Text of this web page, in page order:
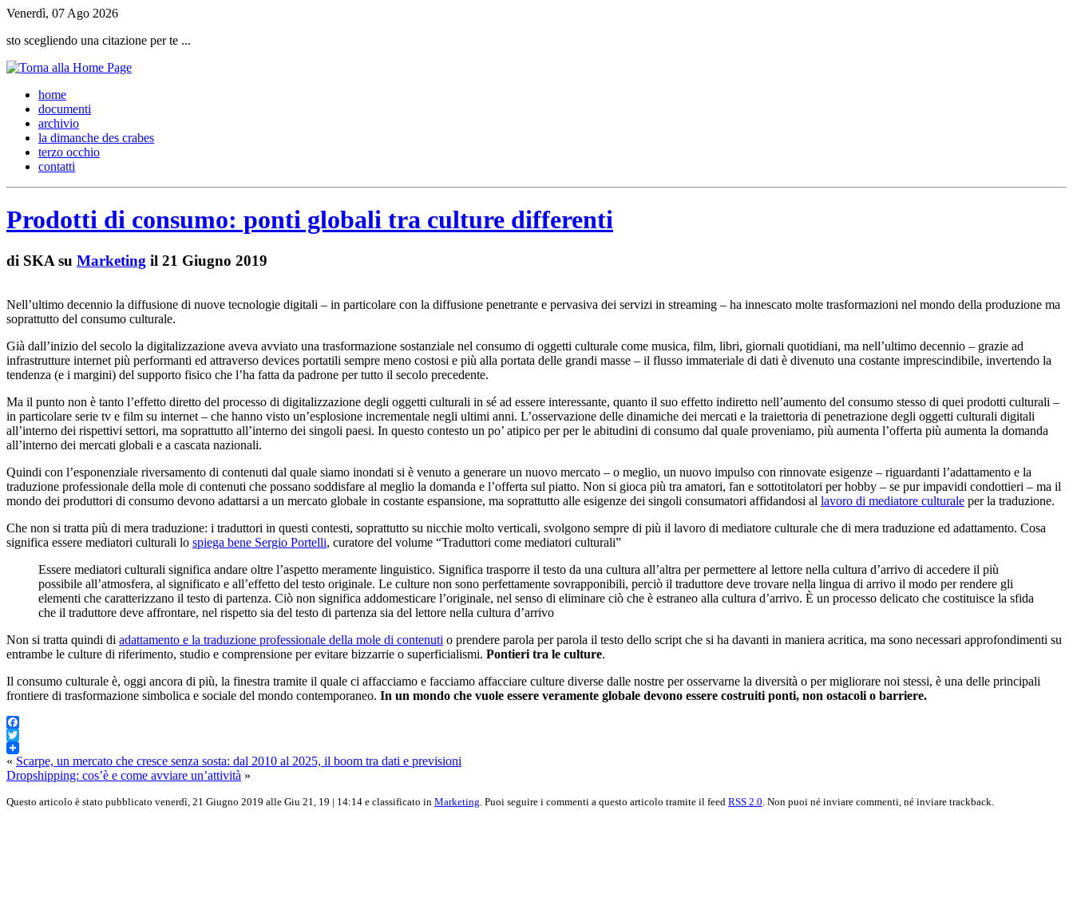
Venerdì, 07 Ago 2026
sto scegliendo una citazione per te ...
home
documenti
archivio
la dimanche des crabes
terzo occhio
contatti
Prodotti di consumo: ponti globali tra culture differenti
di SKA su Marketing il 21 Giugno 2019
Nell’ultimo decennio la diffusione di nuove tecnologie digitali – in particolare con la diffusione penetrante e pervasiva dei servizi in streaming – ha innescato molte trasformazioni nel mondo della produzione ma
soprattutto del consumo culturale.
Già dall’inizio del secolo la digitalizzazione aveva avviato una trasformazione sostanziale nel consumo di oggetti culturale come musica, film, libri, giornali quotidiani, ma nell’ultimo decennio – grazie ad
infrastrutture internet più performanti ed attraverso devices portatili sempre meno costosi e più alla portata delle grandi masse – il flusso immateriale di dati è divenuto una costante imprescindibile, invertendo la
tendenza (e i margini) del supporto fisico che l’ha fatta da padrone per tutto il secolo precedente.
Ma il punto non è tanto l’effetto diretto del processo di digitalizzazione degli oggetti culturali in sé ad essere interessante, quanto il suo effetto indiretto nell’aumento del consumo stesso di quei prodotti culturali –
in particolare serie tv e film su internet – che hanno visto un’esplosione incrementale negli ultimi anni. L’osservazione delle dinamiche dei mercati e la traiettoria di penetrazione degli oggetti culturali digitali
all’interno dei rispettivi settori, ma soprattutto all’interno dei singoli paesi. In questo contesto un po’ atipico per per le abitudini di consumo dal quale proveniamo, più aumenta l’offerta più aumenta la domanda
all’interno dei mercati globali e a cascata nazionali.
Quindi con l’esponenziale riversamento di contenuti dal quale siamo inondati si è venuto a generare un nuovo mercato – o meglio, un nuovo impulso con rinnovate esigenze – riguardanti l’adattamento e la
traduzione professionale della mole di contenuti che possano soddisfare al meglio la domanda e l’offerta sul piatto. Non si gioca più tra amatori, fan e sottotitolatori per hobby – se pur impavidi condottieri – ma il
mondo dei produttori di consumo devono adattarsi a un mercato globale in costante espansione, ma soprattutto alle esigenze dei singoli consumatori affidandosi al lavoro di mediatore culturale per la traduzione.
Che non si tratta più di mera traduzione: i traduttori in questi contesti, soprattutto su nicchie molto verticali, svolgono sempre di più il lavoro di mediatore culturale che di mera traduzione ed adattamento. Cosa
significa essere mediatori culturali lo spiega bene Sergio Portelli, curatore del volume “Traduttori come mediatori culturali”
Essere mediatori culturali significa andare oltre l’aspetto meramente linguistico. Significa trasporre il testo da una cultura all’altra per permettere al lettore nella cultura d’arrivo di accedere il più
possibile all’atmosfera, al significato e all’effetto del testo originale. Le culture non sono perfettamente sovrapponibili, perciò il traduttore deve trovare nella lingua di arrivo il modo per rendere gli
elementi che caratterizzano il testo di partenza. Ciò non significa addomesticare l’originale, nel senso di eliminare ciò che è estraneo alla cultura d’arrivo. È un processo delicato che costituisce la sfida
che il traduttore deve affrontare, nel rispetto sia del testo di partenza sia del lettore nella cultura d’arrivo
Non si tratta quindi di adattamento e la traduzione professionale della mole di contenuti o prendere parola per parola il testo dello script che si ha davanti in maniera acritica, ma sono necessari approfondimenti su
entrambe le culture di riferimento, studio e comprensione per evitare bizzarrie o superficialismi. Pontieri tra le culture.
Il consumo culturale è, oggi ancora di più, la finestra tramite il quale ci affacciamo e facciamo affacciare culture diverse dalle nostre per osservarne la diversità o per migliorare noi stessi, è una delle principali
frontiere di trasformazione simbolica e sociale del mondo contemporaneo. In un mondo che vuole essere veramente globale devono essere costruiti ponti, non ostacoli o barriere.
Facebook
Twitter
« Scarpe, un mercato che cresce senza sosta: dal 2010 al 2025, il boom tra dati e previsioni
Dropshipping: cos’è e come avviare un’attività »
Questo articolo è stato pubblicato venerdì, 21 Giugno 2019 alle Giu 21, 19 | 14:14 e classificato in Marketing . Puoi seguire i commenti a questo articolo tramite il feed RSS 2.0 . Non puoi né inviare commenti, né inviare trackback.